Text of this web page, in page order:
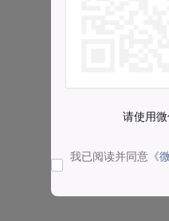
请使用
我已阅读并同意 《